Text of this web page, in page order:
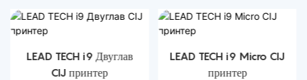
LEAD TECH i9 Двуглав
CIJ принтер
LEAD TECH i9 Micro CIJ
принтер